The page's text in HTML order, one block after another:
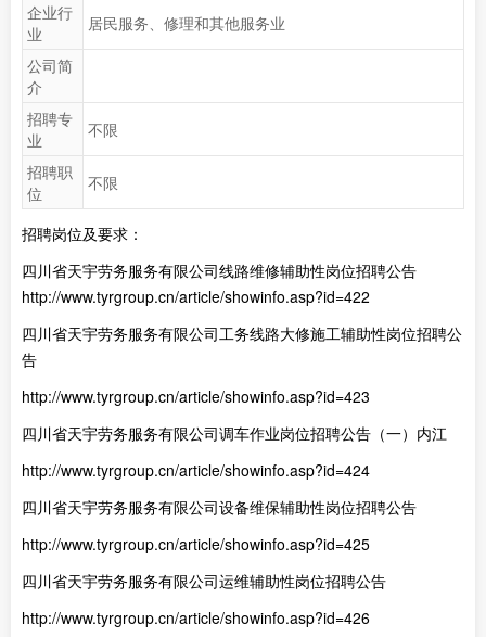
企业行
业
居民服务、修理和其他服务业
公司简
介
招聘专
业
不限
招聘职
位
不限
招聘岗位及要求：
四川省天宇劳务服务有限公司线路维修辅助性岗位招聘公告
http://www.tyrgroup.cn/article/showinfo.asp?id=422
四川省天宇劳务服务有限公司工务线路大修施工辅助性岗位招聘公
告
http://www.tyrgroup.cn/article/showinfo.asp?id=423
四川省天宇劳务服务有限公司调车作业岗位招聘公告（一）内江
http://www.tyrgroup.cn/article/showinfo.asp?id=424
四川省天宇劳务服务有限公司设备维保辅助性岗位招聘公告
http://www.tyrgroup.cn/article/showinfo.asp?id=425
四川省天宇劳务服务有限公司运维辅助性岗位招聘公告
http://www.tyrgroup.cn/article/showinfo.asp?id=426